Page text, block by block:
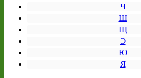
Ч
Ш
Щ
Э
Ю
Я